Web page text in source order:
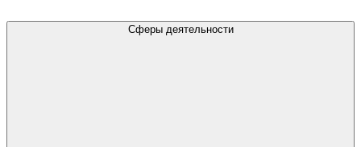
Сферы деятельности